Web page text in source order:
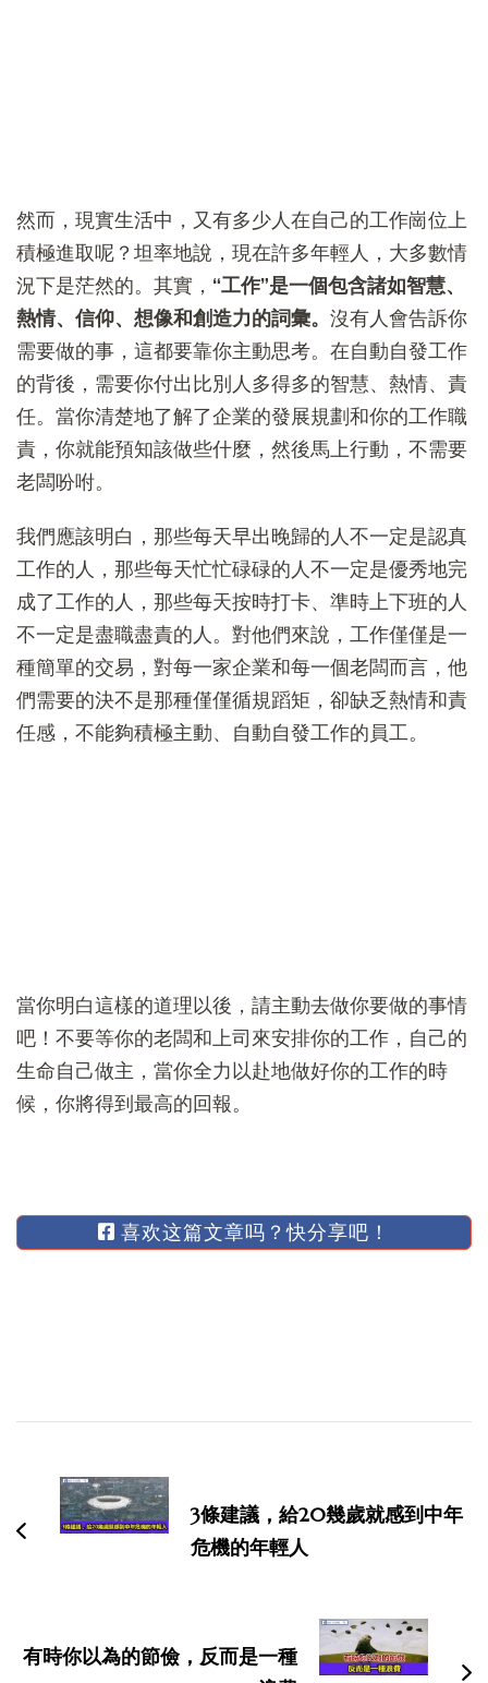
然而，現實生活中，又有多少人在自己的工作崗位上
積極進取呢？坦率地說，現在許多年輕人，大多數情
況下是茫然的。其實， “工作”是一個包含諸如智慧、
熱情、信仰、想像和創造力的詞彙。 沒有人會告訴你
需要做的事，這都要靠你主動思考。在自動自發工作
的背後，需要你付出比別人多得多的智慧、熱情、責
任。當你清楚地了解了企業的發展規劃和你的工作職
責，你就能預知該做些什麼，然後馬上行動，不需要
老闆吩咐。
我們應該明白，那些每天早出晚歸的人不一定是認真
工作的人，那些每天忙忙碌碌的人不一定是優秀地完
成了工作的人，那些每天按時打卡、準時上下班的人
不一定是盡職盡責的人。對他們來說，工作僅僅是一
種簡單的交易，對每一家企業和每一個老闆而言，他
們需要的決不是那種僅僅循規蹈矩，卻缺乏熱情和責
任感，不能夠積極主動、自動自發工作的員工。
當你明白這樣的道理以後，請主動去做你要做的事情
吧！不要等你的老闆和上司來安排你的工作，自己的
生命自己做主，當你全力以赴地做好你的工作的時
候，你將得到最高的回報。
喜欢这篇文章吗？快分享吧！
航
3條建議，給20幾歲就感到中年
危機的年輕人
有時你以為的節儉，反而是一種